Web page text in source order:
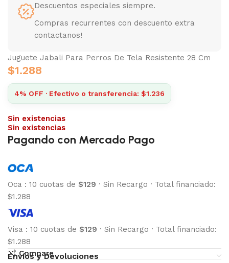
Descuentos especiales siempre.
Compras recurrentes con descuento extra
contactanos!
Juguete Jabali Para Perros De Tela Resistente 28 Cm
$1.288
4% OFF · Efectivo o transferencia: $1.236
Sin existencias
Sin existencias
Pagando con Mercado Pago
Oca : 10 cuotas de $129 · Sin Recargo · Total financiado:
$1.288
Visa : 10 cuotas de $129 · Sin Recargo · Total financiado:
$1.288
Compare
Envíos y Devoluciones